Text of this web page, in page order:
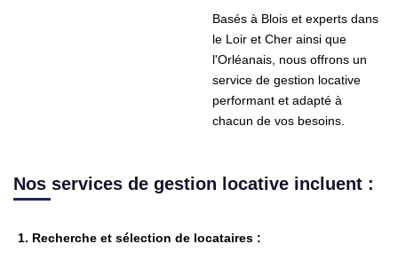
Nos Témoignages
ESPACE CLIENT
Basés à Blois et experts dans
le Loir et Cher ainsi que
l'Orléanais, nous offrons un
service de gestion locative
performant et adapté à
chacun de vos besoins.
Nos services de gestion locative incluent :
1. Recherche et sélection de locataires :